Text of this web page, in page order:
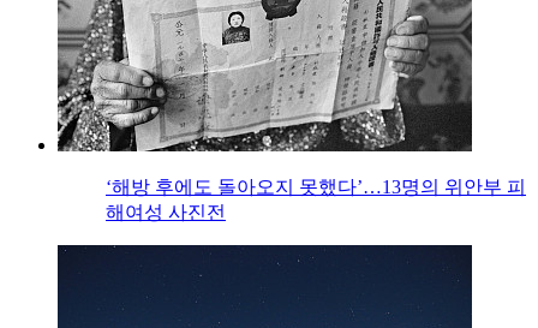
‘해방 후에도 돌아오지 못했다’…13명의 위안부 피
해여성 사진전